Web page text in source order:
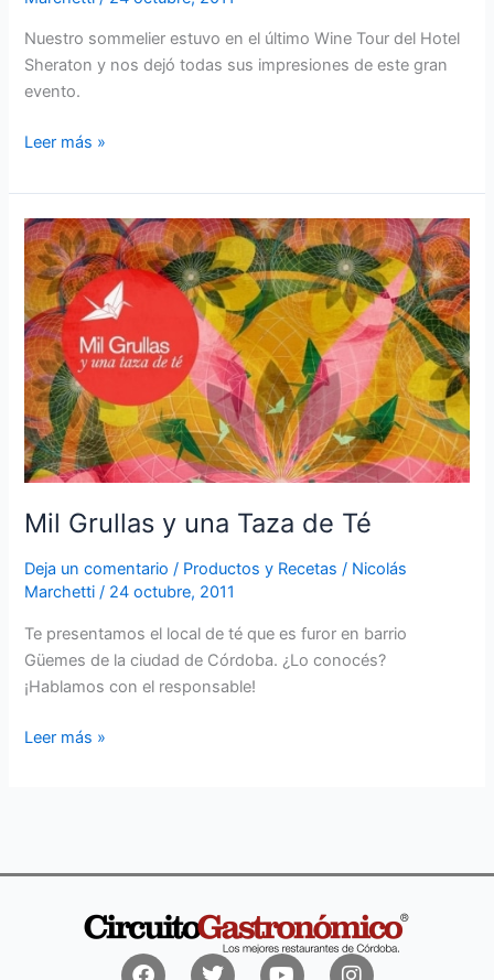
Nuestro sommelier estuvo en el último Wine Tour del Hotel
Sheraton y nos dejó todas sus impresiones de este gran
evento.
Leer más »
Mil Grullas y una Taza de Té
Deja un comentario / Productos y Recetas / Nicolás
Marchetti/ 24 octubre, 2011
Te presentamos el local de té que es furor en barrio
Güemes de la ciudad de Córdoba. ¿Lo conocés?
¡Hablamos con el responsable!
Mil
Grullas
y
una
Taza
de
Té
Leer más »
FacebookTwitterYoutubeInstagram